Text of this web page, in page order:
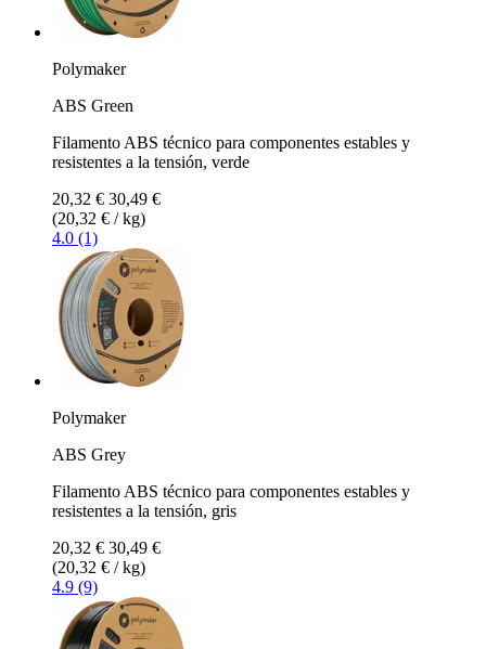
Polymaker
ABS Green
Filamento ABS técnico para componentes estables y
resistentes a la tensión, verde
20,32 € 30,49 €
(20,32 € / kg)
4.0 (1)
Polymaker
ABS Grey
Filamento ABS técnico para componentes estables y
resistentes a la tensión, gris
20,32 € 30,49 €
(20,32 € / kg)
4.9 (9)